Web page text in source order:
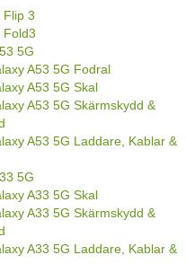
Flip 3
Fold3
5G
A53 5G Fodral
A53 5G Skal
A53 5G Skärmskydd &
A53 5G Laddare, Kablar &
5G
A33 5G Skal
A33 5G Skärmskydd &
A33 5G Laddare, Kablar &